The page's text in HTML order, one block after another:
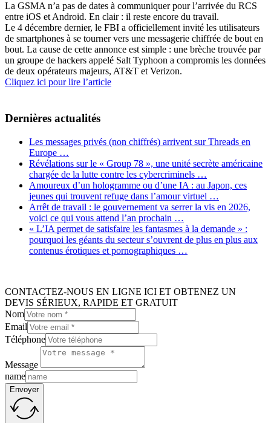
La GSMA n’a pas de dates à communiquer pour l’arrivée du RCS
entre iOS et Android. En clair : il reste encore du travail.
Le 4 décembre dernier, le FBI a officiellement invité les utilisateurs
de smartphones à se tourner vers une messagerie chiffrée de bout en
bout. La cause de cette annonce est simple : une brèche trouvée par
un groupe de hackers appelé Salt Typhoon a compromis les données
de deux opérateurs majeurs, AT&T et Verizon.
Cliquez ici pour lire l’article
Dernières actualités
Les messages privés (non chiffrés) arrivent sur Threads en
Europe …
Révélations sur le « Group 78 », une unité secrète américaine
chargée de la lutte contre les cybercriminels …
Amoureux d’un hologramme ou d’une IA : au Japon, ces
jeunes qui trouvent refuge dans l’amour virtuel …
Arrêt de travail : le gouvernement va serrer la vis en 2026,
voici ce qui vous attend l’an prochain …
« L’IA permet de satisfaire les fantasmes à la demande » :
pourquoi les géants du secteur s’ouvrent de plus en plus aux
contenus érotiques et pornographiques …
CONTACTEZ-NOUS EN LIGNE ICI ET OBTENEZ UN
DEVIS SÉRIEUX, RAPIDE ET GRATUIT
Nom
Email
Téléphone
Message
name
Envoyer